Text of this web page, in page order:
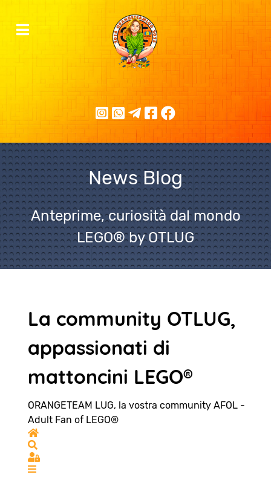
News Blog
Anteprime, curiosità dal mondo
LEGO® by OTLUG
La community OTLUG,
appassionati di
mattoncini LEGO®
ORANGETEAM LUG, la vostra community AFOL -
Adult Fan of LEGO®
Home
Sign In